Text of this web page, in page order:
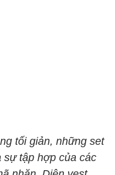
tối giản, những set
sự tập hợp của các